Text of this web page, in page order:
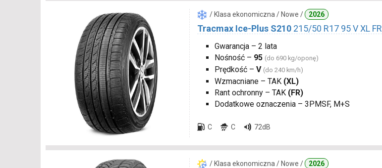
/ Klasa ekonomiczna / Nowe / 2026
Tracmax Ice-Plus S210 215/50 R17 95 V XL FR
Gwarancja – 2 lata
Nośność – 95 (do 690 kg/oponę)
Prędkość – V (do 240 km/h)
Wzmacniane – TAK (XL)
Rant ochronny – TAK (FR)
Dodatkowe oznaczenia – 3PMSF, M+S
C C 72dB
/ Klasa ekonomiczna / Nowe / 2026